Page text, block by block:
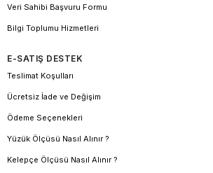
Veri Sahibi Başvuru Formu
Bilgi Toplumu Hizmetleri
E-SATIŞ DESTEK
Teslimat Koşulları
Ücretsiz İade ve Değişim
Ödeme Seçenekleri
Yüzük Ölçüsü Nasıl Alınır ?
Kelepçe Ölçüsü Nasıl Alınır ?